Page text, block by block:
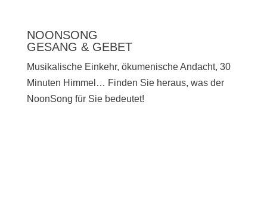
NOONSONG
GESANG & GEBET
Musikalische Einkehr, ökumenische Andacht, 30
Minuten Himmel… Finden Sie heraus, was der
NoonSong für Sie bedeutet!